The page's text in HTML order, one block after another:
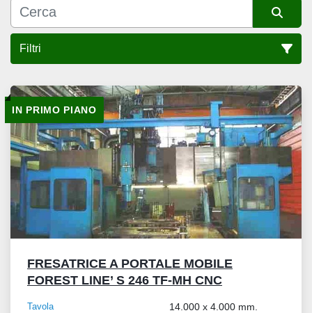
Filtri
Fresatrici a portale / pialle (10)
Ordina per
IN PRIMO PIANO
FRESATRICE A PORTALE MOBILE
FOREST LINE’ S 246 TF-MH CNC
Tavola 14.000 x 4.000 mm.